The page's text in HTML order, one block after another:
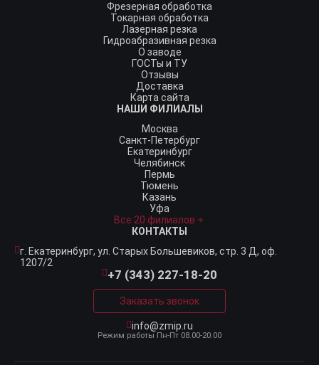
Фрезерная обработка
Токарная обработка
Лазерная резка
Гидроабразивная резка
О заводе
ГОСТы и ТУ
Отзывы
Доставка
Карта сайта
НАШИ ФИЛИАЛЫ
Москва
Санкт-Петербург
Екатеринбург
Челябинск
Пермь
Тюмень
Казань
Уфа
Все 20 филиалов
КОНТАКТЫ
г. Екатеринбург, ул. Старых Большевиков, стр. 3 Д, оф.
1207/2
+7 (343) 227-18-20
Заказать звонок
info@zmip.ru
Режим работы Пн-Пт 08.00-20.00